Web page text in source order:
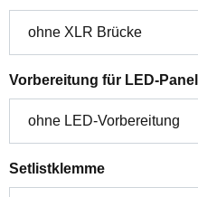
Vorbereitung für LED-Panel
Setlistklemmeauswählen